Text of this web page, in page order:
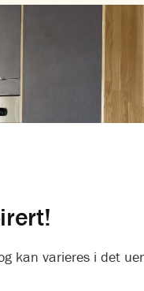
kan varieres i det